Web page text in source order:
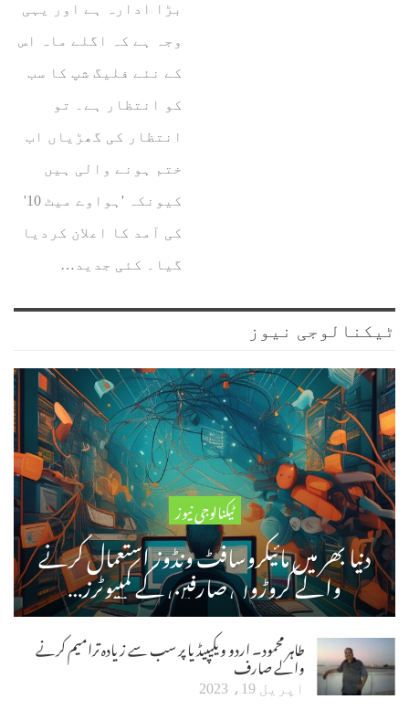
بڑا ادارہ ہے اور یہی
وجہ ہے کہ اگلے ماہ اس
کے نئے فلیگ شپ کا سب
کو انتظار ہے۔ تو
انتظار کی گھڑیاں اب
ختم ہونے والی ہیں
کیونکہ 'ہواوے میٹ 10'
کی آمد کا اعلان کردیا
گیا۔ کئی جدید…
ٹیکنالوجی نیوز
ٹیکنالوجی نیوز
دنیا بھر میں مائیکروسافٹ ونڈوز استعمال کرنے
والے کروڑوں صارفین کے کمپیوٹرز…
طاہر محمود۔ اردو ویکیپیڈیا پر سب سے زیادہ ترامیم کرنے
والے صارف
اپریل 19، 2023